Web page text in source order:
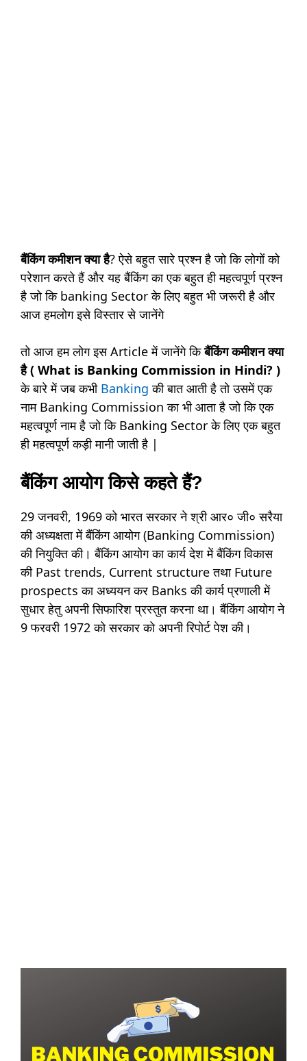
बैंकिंग कमीशन क्या है? ऐसे बहुत सारे प्रश्न है जो कि लोगों को
परेशान करते हैं और यह बैंकिंग का एक बहुत ही महत्वपूर्ण प्रश्न
है जो कि banking Sector के लिए बहुत भी जरूरी है और
आज हमलोग इसे विस्तार से जानेंगे
तो आज हम लोग इस Article में जानेंगे किबैंकिंग कमीशनक्या
है ( What is Banking Commission in Hindi? )
के बारे में जब कभी Banking की बात आती है तो उसमें एक
नाम Banking Commission का भी आता है जो कि एक
महत्वपूर्ण नाम है जो कि Banking Sector के लिए एक बहुत
ही महत्वपूर्ण कड़ी मानी जाती है |
बैंकिंग आयोग किसे कहते हैं?
29 जनवरी, 1969 को भारत सरकार ने श्री आर० जी० सरैया
की अध्यक्षता में बैंकिंग आयोग (Banking Commission)
की नियुक्ति की। बैंकिंग आयोग का कार्य देश में बैंकिंग विकास
की Past trends, Current structure तथा Future
prospects का अध्ययन कर Banks की कार्य प्रणाली में
सुधार हेतु अपनी सिफारिश प्रस्तुत करना था। बैंकिंग आयोग ने
9 फरवरी 1972 को सरकार को अपनी रिपोर्ट पेश की।